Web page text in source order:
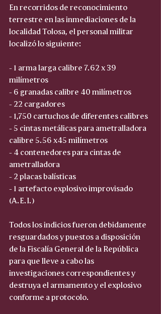
En recorridos de reconocimiento
terrestre en las inmediaciones de la
localidad Tolosa, el personal militar
localizó lo siguiente:
- 1 arma larga calibre 7.62 x 39
milímetros
- 6 granadas calibre 40 milímetros
- 22 cargadores
- 1,750 cartuchos de diferentes calibres
- 5 cintas metálicas para ametralladora
calibre 5.56 x45 milímetros
- 4 contenedores para cintas de
ametralladora
- 2 placas balísticas
- 1 artefacto explosivo improvisado
(A.E.I.)
Todos los indicios fueron debidamente
resguardados y puestos a disposición
de la Fiscalía General de la República
para que lleve a cabo las
investigaciones correspondientes y
destruya el armamento y el explosivo
conforme a protocolo.